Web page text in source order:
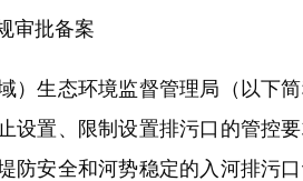
批备案
生态环境监督管理局（以下简
设置、限制设置排污口的管控
防安全和河势稳定的入河排污